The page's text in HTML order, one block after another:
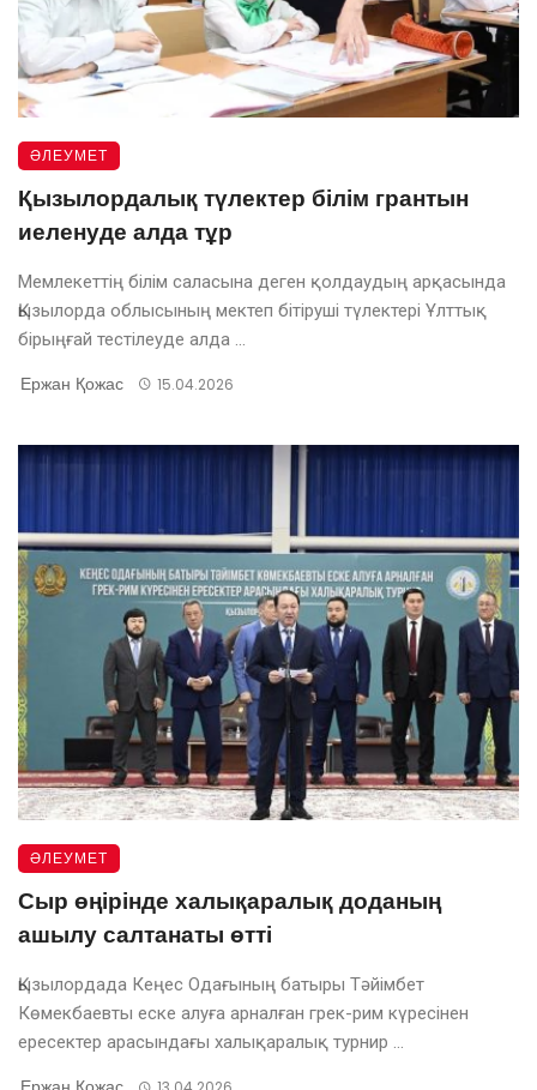
ӘЛЕУМЕТ
Қызылордалық түлектер білім грантын
иеленуде алда тұр
Мемлекеттің білім саласына деген қолдаудың арқасында
Қызылорда облысының мектеп бітіруші түлектері Ұлттық
бірыңғай тестілеуде алда ...
Ержан Қожас 15.04.2026
ӘЛЕУМЕТ
Сыр өңірінде халықаралық доданың
ашылу салтанаты өтті
Қызылордада Кеңес Одағының батыры Тәйімбет
Көмекбаевты еске алуға арналған грек-рим күресінен
ересектер арасындағы халықаралық турнир ...